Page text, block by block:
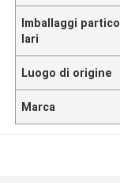
Imballaggi partico
lari
Luogo di origine
Marca